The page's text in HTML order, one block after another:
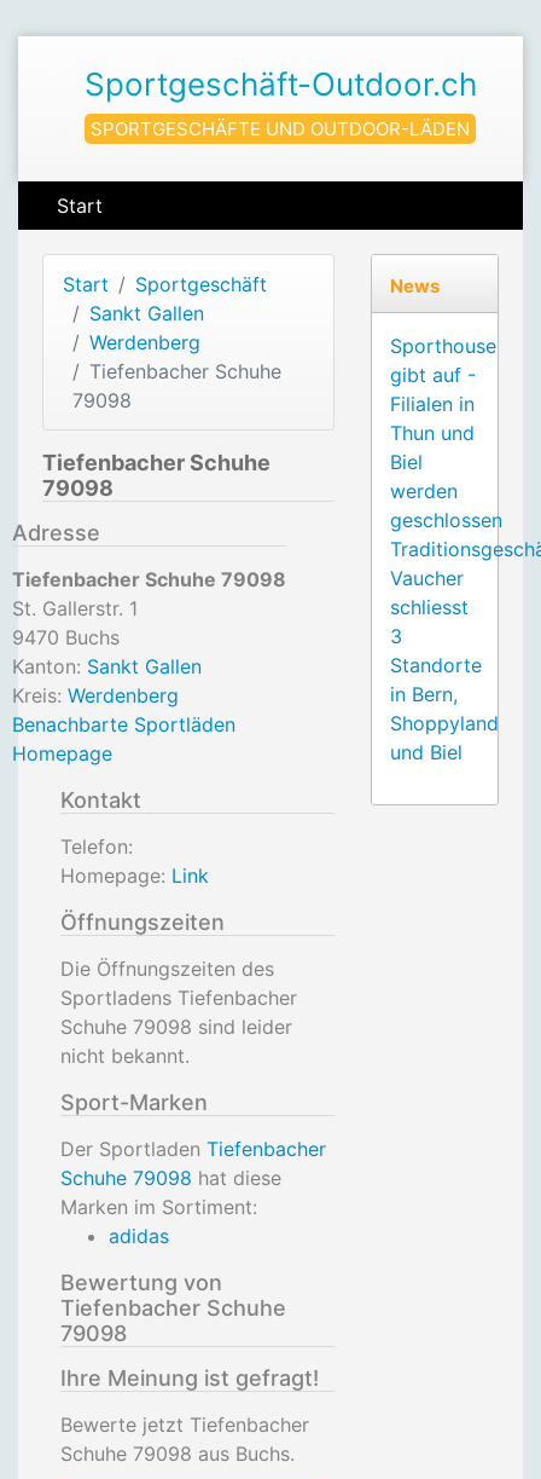
Sportgeschäft-Outdoor.ch
SPORTGESCHÄFTE UND OUTDOOR-LÄDEN
Start
Start
Sportgeschäft
Sankt Gallen
Werdenberg
Tiefenbacher Schuhe
79098
Tiefenbacher Schuhe
79098
Adresse
Tiefenbacher Schuhe 79098
St. Gallerstr. 1
9470 Buchs
Kanton: Sankt Gallen
Kreis: Werdenberg
Benachbarte Sportläden
Homepage
Kontakt
Telefon:
Homepage: Link
Öffnungszeiten
Die Öffnungszeiten des
Sportladens Tiefenbacher
Schuhe 79098 sind leider
nicht bekannt.
Sport-Marken
Der Sportladen Tiefenbacher
Schuhe 79098 hat diese
Marken im Sortiment:
adidas
Bewertung von
Tiefenbacher Schuhe
79098
Ihre Meinung ist gefragt!
Bewerte jetzt Tiefenbacher
Schuhe 79098 aus Buchs.
News
Sporthouse
gibt auf -
Filialen in
Thun und
Biel
werden
geschlossen
Vaucher
schliesst
3
Standorte
in Bern,
Shoppyland
und Biel